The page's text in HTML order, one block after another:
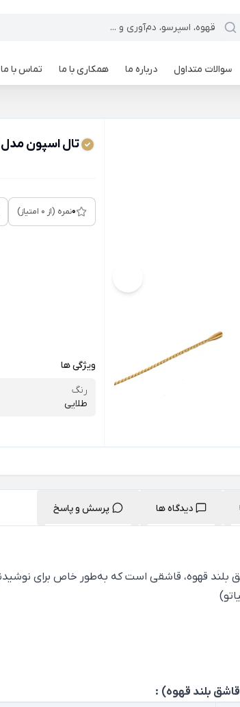
سوالات متداول درباره ما همکاری با ما تماس با ما
تال اسپون مدل teardrop چهل سانتی متر استیل رنگ طلایی
0نمره (از 0 امتیاز)
ویژگی ها
رنگ
طلایی
دیدگاه ها پرسش و پاسخ
بلند قهوه) :